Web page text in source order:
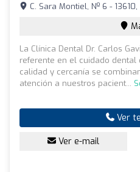
C. Sara Montiel, Nº 6 -
La Clínica Dental Dr. Carlos
referente en el cuidado dental
calidad y cercanía se
atención a nuestros pacient...
Ver
Ver e-mail